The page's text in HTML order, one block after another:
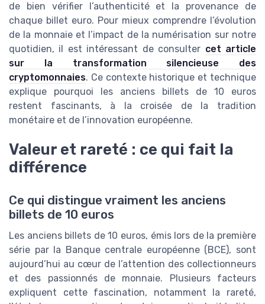
de bien vérifier l’authenticité et la provenance de
chaque billet euro. Pour mieux comprendre l’évolution
de la monnaie et l’impact de la numérisation sur notre
quotidien, il est intéressant de consulter cet article
sur la transformation silencieuse des
cryptomonnaies. Ce contexte historique et technique
explique pourquoi les anciens billets de 10 euros
restent fascinants, à la croisée de la tradition
monétaire et de l’innovation européenne.
Valeur et rareté : ce qui fait la
différence
Ce qui distingue vraiment les anciens
billets de 10 euros
Les anciens billets de 10 euros, émis lors de la première
série par la Banque centrale européenne (BCE), sont
aujourd’hui au cœur de l’attention des collectionneurs
et des passionnés de monnaie. Plusieurs facteurs
expliquent cette fascination, notamment la rareté,